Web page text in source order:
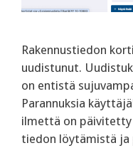
Rakennustiedon
uudistunut.
on entistä
Parannuksia
ilmettä on päivitetty
tiedon löytämistä ja